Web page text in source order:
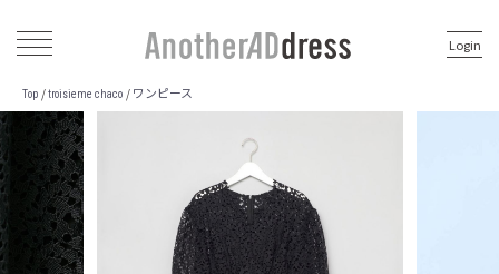
Login
Top / troisieme chaco / ワンピース